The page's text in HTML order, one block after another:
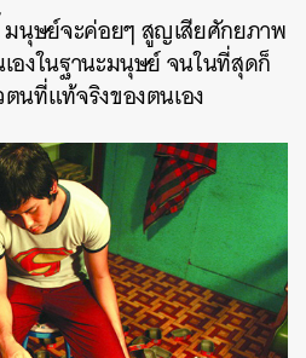
มนุษย์จะค่อยๆ สูญเสียศักยภาพ
องในฐานะมนุษย์ จนในที่สุดก็
นที่แท้จริงของตนเอง